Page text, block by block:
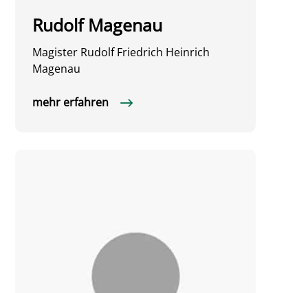
Rudolf Magenau
Magister Rudolf Friedrich Heinrich
Magenau
mehr erfahren